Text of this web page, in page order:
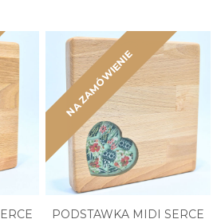
NA ZAMÓWIENIE
PODSTAWKA MIDI SERCE